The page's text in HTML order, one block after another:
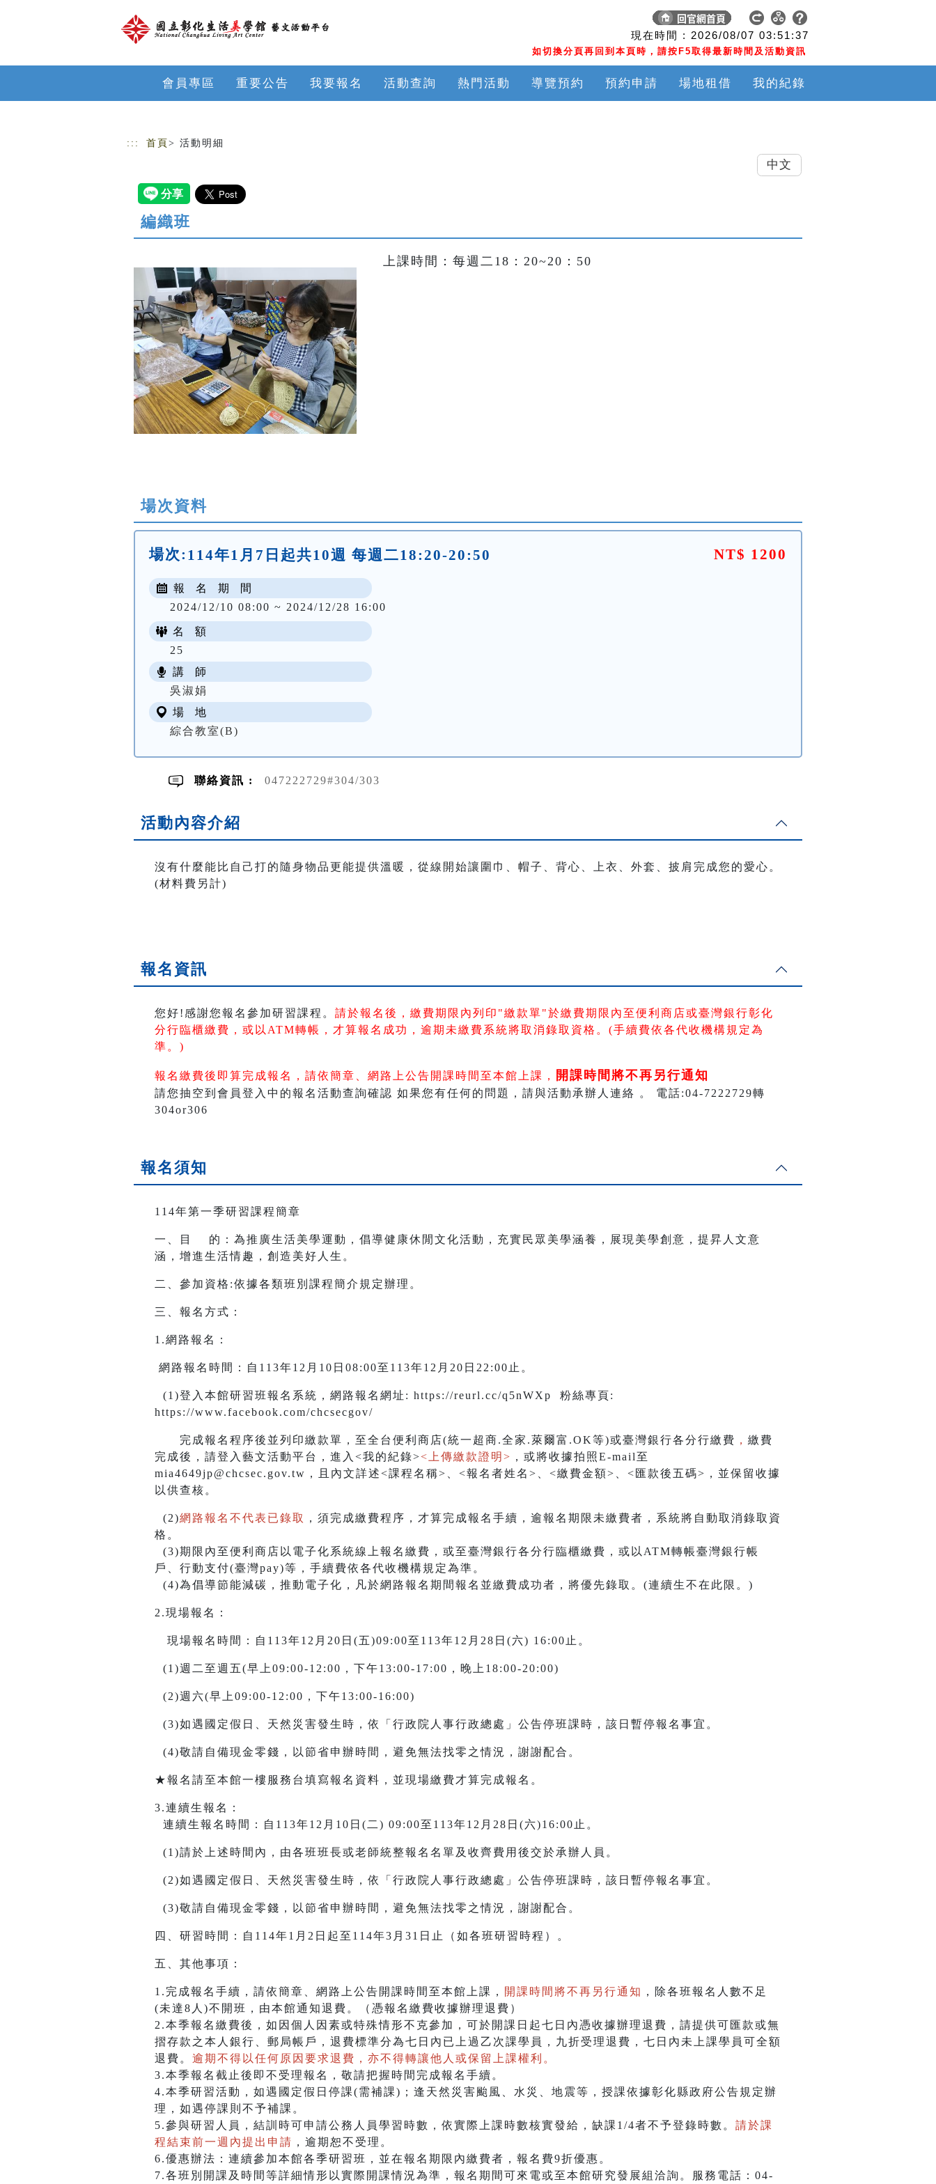
現在時間 : 2026/08/07 03:51:37
如切換分頁再回到本頁時，請按F5取得最新時間及活動資訊
會員專區 重要公告 我要報名 活動查詢 熱門活動 導覽預約 預約申請 場地租借 我的紀錄
::: 首頁 > 活動明細
編織班
上課時間：每週二18：20~20：50
場次資料
場次: 114年1月7日起共10週 每週二18:20-20:50 NT$ 1200
報 名 期 間
2024/12/10 08:00 ~ 2024/12/28 16:00
名 額
25
講 師
吳淑娟
場 地
綜合教室(B)
聯絡資訊 : 047222729#304/303
活動內容介紹
沒有什麼能比自己打的隨身物品更能提供溫暖，從線開始讓圍巾、帽子、背心、上衣、外套、披肩完成您的愛心。
(材料費另計)
報名資訊
您好!感謝您報名參加研習課程。 請於報名後，繳費期限內列印"繳款單"於繳費期限內至便利商店或臺灣銀行彰化
分行臨櫃繳費，或以ATM轉帳 ， 才算報名成功，逾期未繳費系統將取消錄取資格。(手續費依各代收機構規定為
準。)
報名繳費後即算完成報名，請依簡章、網路上公告開課時間至本館上課， 開課時間將不再另行通知
請您抽空到會員登入中的報名活動查詢確認 如果您有任何的問題，請與活動承辦人連絡 。 電話:04-7222729轉
304or306
報名須知
114年第一季研習課程簡章
一、目 的：為推廣生活美學運動，倡導健康休閒文化活動，充實民眾美學涵養，展現美學創意，提昇人文意
涵，增進生活情趣，創造美好人生。
二、參加資格:依據各類班別課程簡介規定辦理。
三、報名方式：
1.網路報名：
網路報名時間：自113年12月10日08:00至113年12月20日22:00止。
(1)登入本館研習班報名系統，網路報名網址: https://reurl.cc/q5nWXp 粉絲專頁:
https://www.facebook.com/chcsecgov/
完成報名程序後並列印繳款單，至全台便利商店(統一超商.全家.萊爾富.OK等)或臺灣銀行各分行繳費 ， 繳費
完成後，請登入藝文活動平台，進入<我的紀錄><上傳繳款證明> ，或將收據拍照E-mail至
mia4649jp@chcsec.gov.tw，且內文詳述<課程名稱>、<報名者姓名>、<繳費金額>、<匯款後五碼>，並保留收據
以供查核。
(2)網路報名不代表已錄取
，須完成繳費程序，才算完成報名手續，逾報名期限未繳費者，系統將自動取消錄取資
格。
(3)期限內至便利商店以電子化系統線上報名繳費，或至臺灣銀行各分行臨櫃繳費，或以ATM轉帳臺灣銀行帳
戶、行動支付(臺灣pay)等，手續費依各代收機構規定為準。
(4)為倡導節能減碳，推動電子化，凡於網路報名期間報名並繳費成功者，將優先錄取。(連續生不在此限。)
2.現場報名：
現場報名時間：自113年12月20日(五)09:00至113年12月28日(六) 16:00止。
(1)週二至週五(早上09:00-12:00，下午13:00-17:00，晚上18:00-20:00)
(2)週六(早上09:00-12:00，下午13:00-16:00)
(3)如遇國定假日、天然災害發生時，依「行政院人事行政總處」公告停班課時，該日暫停報名事宜。
(4)敬請自備現金零錢，以節省申辦時間，避免無法找零之情況，謝謝配合。
★報名請至本館一樓服務台填寫報名資料，並現場繳費才算完成報名。
3.連續生報名：
連續生報名時間：自113年12月10日(二) 09:00至113年12月28日(六)16:00止。
(1)請於上述時間內，由各班班長或老師統整報名名單及收齊費用後交於承辦人員。
(2)如遇國定假日、天然災害發生時，依「行政院人事行政總處」公告停班課時，該日暫停報名事宜。
(3)敬請自備現金零錢，以節省申辦時間，避免無法找零之情況，謝謝配合。
四、研習時間：自114年1月2日起至114年3月31日止（如各班研習時程）。
五、其他事項：
1.完成報名手續，請依簡章、網路上公告開課時間至本館上課， 開課時間將不再另行通知 ，除各班報名人數不足
(未達8人)不開班，由本館通知退費。（憑報名繳費收據辦理退費）
2.本季報名繳費後，如因個人因素或特殊情形不克參加，可於開課日起七日內憑收據辦理退費，請提供可匯款或無
摺存款之本人銀行、郵局帳戶，退費標準分為七日內已上過乙次課學員，九折受理退費，七日內未上課學員可全額
退費。 逾期不得以任何原因要求退費，亦不得轉讓他人或保留上課權利。
3.本季報名截止後即不受理報名，敬請把握時間完成報名手續。
4.本季研習活動，如遇國定假日停課(需補課)；逢天然災害颱風、水災、地震等，授課依據彰化縣政府公告規定辦
理，如遇停課則不予補課。
5.參與研習人員，結訓時可申請公務人員學習時數，依實際上課時數核實發給，缺課1/4者不予登錄時數。 請於課
程結束前一週內提出申請 ，逾期恕不受理。
6.優惠辦法：連續參加本館各季研習班，並在報名期限內繳費者，報名費9折優惠。
7.各班別開課及時間等詳細情形以實際開課情況為準，報名期間可來電或至本館研究發展組洽詢。服務電話：04-